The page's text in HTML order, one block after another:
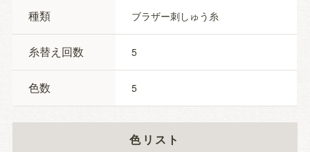
種類 ブラザー刺しゅう糸
糸替え回数 5
色数 5
色リスト